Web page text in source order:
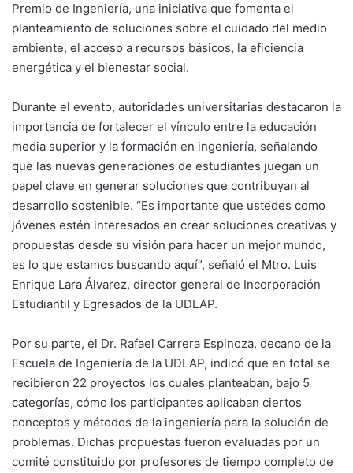
Premio de Ingeniería, una iniciativa que fomenta el
planteamiento de soluciones sobre el cuidado del medio
ambiente, el acceso a recursos básicos, la eficiencia
energética y el bienestar social.
Durante el evento, autoridades universitarias destacaron la
importancia de fortalecer el vínculo entre la educación
media superior y la formación en ingeniería, señalando
que las nuevas generaciones de estudiantes juegan un
papel clave en generar soluciones que contribuyan al
desarrollo sostenible. “Es importante que ustedes como
jóvenes estén interesados en crear soluciones creativas y
propuestas desde su visión para hacer un mejor mundo,
es lo que estamos buscando aquí”, señaló el Mtro. Luis
Enrique Lara Álvarez, director general de Incorporación
Estudiantil y Egresados de la UDLAP.
Por su parte, el Dr. Rafael Carrera Espinoza, decano de la
Escuela de Ingeniería de la UDLAP, indicó que en total se
recibieron 22 proyectos los cuales planteaban, bajo 5
categorías, cómo los participantes aplicaban ciertos
conceptos y métodos de la ingeniería para la solución de
problemas. Dichas propuestas fueron evaluadas por un
comité constituido por profesores de tiempo completo de